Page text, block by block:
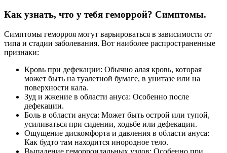
Как узнать, что у тебя геморрой? Симптомы.
Симптомы геморроя могут варьироваться в зависимости от
типа и стадии заболевания. Вот наиболее распространенные
признаки:
Кровь при дефекации: Обычно алая кровь, которая
может быть на туалетной бумаге, в унитазе или на
поверхности кала.
Зуд и жжение в области ануса: Особенно после
дефекации.
Боль в области ануса: Может быть острой или тупой,
усиливаться при сидении, ходьбе или дефекации.
Ощущение дискомфорта и давления в области ануса:
Как будто там находится инородное тело.
Выпадение геморроидальных узлов: Особенно при